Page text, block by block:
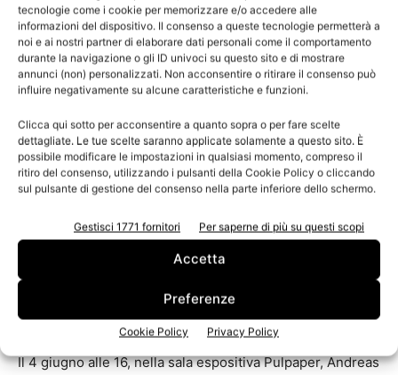
tecnologie come i cookie per memorizzare e/o accedere alle
informazioni del dispositivo. Il consenso a queste tecnologie permetterà a
noi e ai nostri partner di elaborare dati personali come il comportamento
durante la navigazione o gli ID univoci su questo sito e di mostrare
annunci (non) personalizzati. Non acconsentire o ritirare il consenso può
influire negativamente su alcune caratteristiche e funzioni.
Clicca qui sotto per acconsentire a quanto sopra o per fare scelte
dettagliate. Le tue scelte saranno applicate solamente a questo sito. È
possibile modificare le impostazioni in qualsiasi momento, compreso il
ritiro del consenso, utilizzando i pulsanti della Cookie Policy o cliccando
sul pulsante di gestione del consenso nella parte inferiore dello schermo.
Gestisci 1771 fornitori Per saperne di più su questi scopi
Accetta
Preferenze
Cookie Policy Privacy Policy
della carta, in Helsinki, Finlandia. Quest’anno, lo
stand
(6E27), metterà in evidenza come l’azienda «aiuta i clienti
a prosperare» o, in altre parole, crescere, migliorare e
avere successo. Grazie a un rapporto di lunga durata con
comprensione delle loro sfide e bisogni, oltre a un
portafoglio esteso di prodotti di origine rinnovabile,
Cargill può aiutare i clienti a sviluppare prodotti
sul mercato e consentire una crescita sostenibile.
Condividere le competenze
tecniche
Il 4 giugno alle 16, nella sala espositiva Pulpaper, Andreas